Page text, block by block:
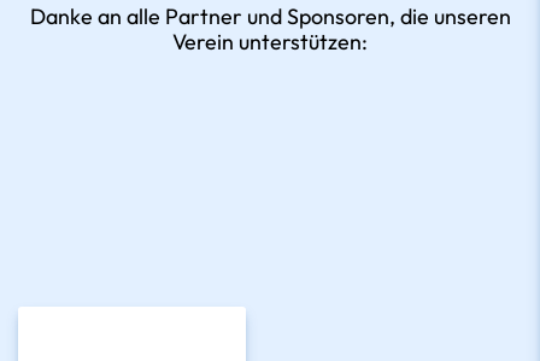
Danke an alle Partner und Sponsoren, die unseren
Verein unterstützen: